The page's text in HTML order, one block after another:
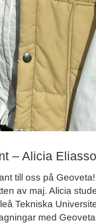
– Alicia
till oss på
av maj. Alicia
Tekniska
med